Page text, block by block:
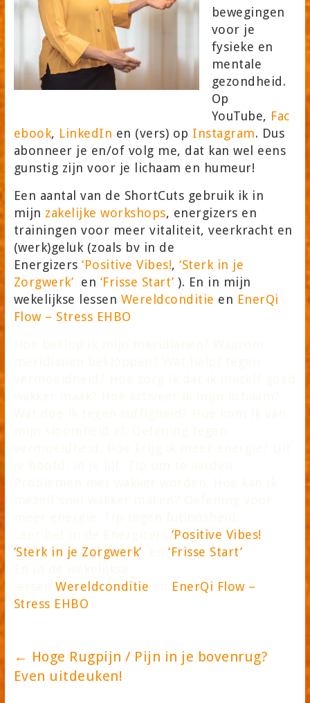
bewegingen
voor je
fysieke en
mentale
gezondheid.
Op
YouTube, Fac
ebook, LinkedIn en (vers) op Instagram. Dus
abonneer je en/of volg me, dat kan wel eens
gunstig zijn voor je lichaam en humeur!
Een aantal van de ShortCuts gebruik ik in
mijn zakelijke workshops, energizers en
trainingen voor meer vitaliteit, veerkracht en
(werk)geluk (zoals bv in de
Energizers‘Positive Vibes!,‘Sterk in je
Zorgwerk’ en ‘Frisse Start’ ). En in mijn
wekelijkse lessen Wereldconditie en EnerQi
Flow – Stress EHBO
‘Positive Vibes!
‘Sterk in je Zorgwerk’ en‘Frisse Start’
lessenWereldconditie
EnerQi Flow –
Stress EHBO
← Hoge Rugpijn / Pijn in je bovenrug?
Even uitdeuken!